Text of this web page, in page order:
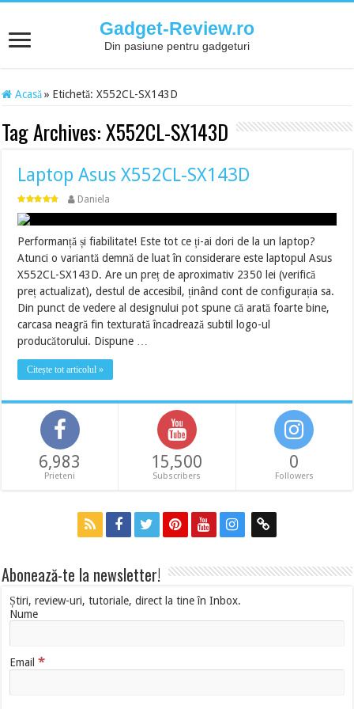
Gadget-Review.ro
Din pasiune pentru gadgeturi
Acasă » Etichetă:X552CL-SX143D
Tag Archives:X552CL-SX143D
Laptop Asus X552CL-SX143D
Daniela
Performanță și fiabilitate! Este tot ce ți-ai dori de la un laptop?
Atunci o variantă demnă de luat în considerare este laptopul Asus
X552CL-SX143D. Are un preț de aproximativ 2350 lei (verifică
preț actualizat), destul de accesibil, ținând cont de configurația sa.
Din punct de vedere al designului pot spune că arată foarte bine,
carcasa neagră fin texturată încadrează subtil logo-ul
producătorului. Dispune …
Citește tot articolul »
6,983
Prieteni
15,500
Subscribers
0
Followers
Abonează-te la newsletter!
Știri, review-uri, tutoriale, direct la tine în Inbox.
Nume
Email*